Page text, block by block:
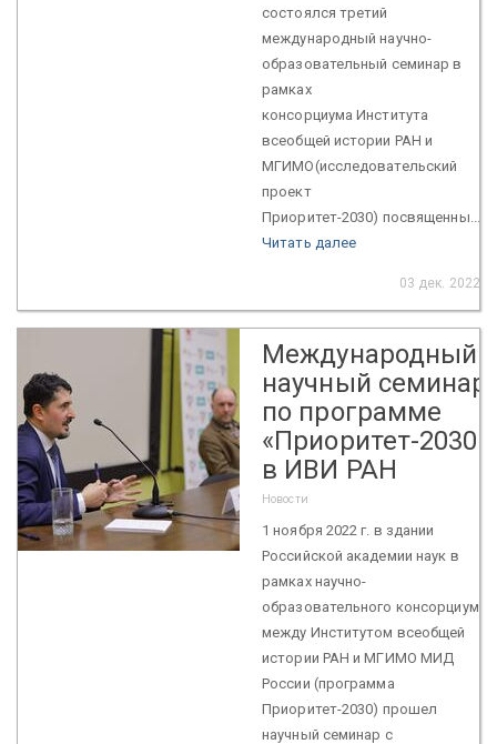
состоялся третий
международный научно-
образовательный семинар в
рамках
консорциума Института
всеобщей истории РАН и
МГИМО(исследовательский
проект
Приоритет-2030) посвященны...
Читать далее
03 дек. 2022
Международный
научный семинар
по программе
«Приоритет-2030»
в ИВИ РАН
Новости
1 ноября 2022 г. в здании
Российской академии наук в
рамках научно-
образовательного консорциума
между Институтом всеобщей
истории РАН и МГИМО МИД
России (программа
Приоритет-2030) прошел
научный семинар с